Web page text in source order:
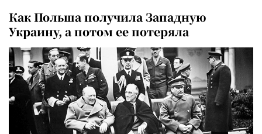
Как Польша получила Западную
Украину, а потом ее потеряла